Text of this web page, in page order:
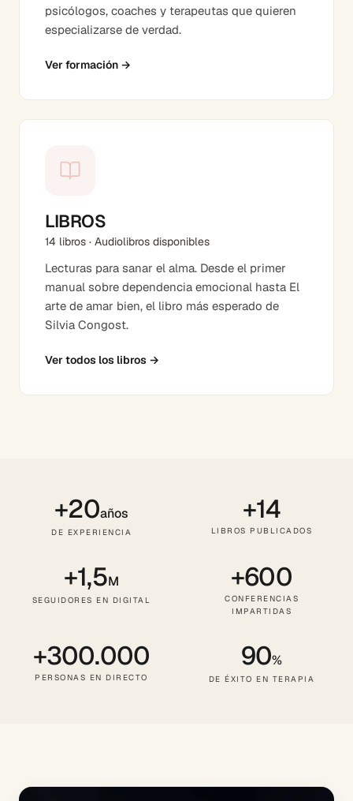
psicólogos, coaches y terapeutas que quieren
especializarse de verdad.
Ver formación →
LIBROS
14 libros · Audiolibros disponibles
Lecturas para sanar el alma. Desde el primer
manual sobre dependencia emocional hasta El
arte de amar bien, el libro más esperado de
Silvia Congost.
Ver todos los libros →
+20años
DE EXPERIENCIA
+14
LIBROS PUBLICADOS
+1,5M
SEGUIDORES EN DIGITAL
+600
CONFERENCIAS
IMPARTIDAS
+300.000
PERSONAS EN DIRECTO
90%
DE ÉXITO EN TERAPIA